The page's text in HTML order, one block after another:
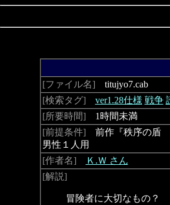
[ファイル名] titujyo7.cab
[検索タグ]
ver1.28仕様 戦争
[所要時間] 1時間未満
[前提条件] 前作『秩序の盾
男性１人用
[作者名]
Ｋ.Ｗ さん
[解説]
冒険者に大切なもの？